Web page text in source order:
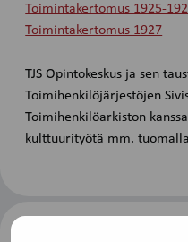
Toimintakertomus 1925-
Toimintakertomus 1927
TJS Opintokeskus ja sen
Toimihenkilöjärjestöjen
Toimihenkilöarkiston
kulttuurityötä mm.